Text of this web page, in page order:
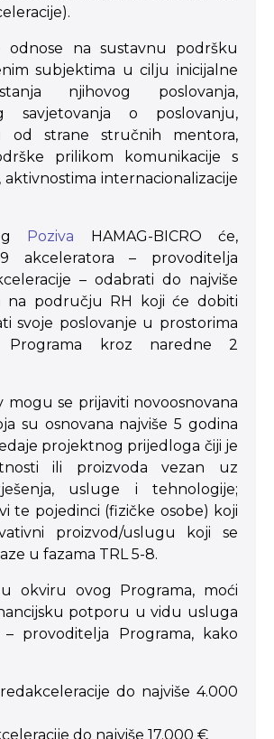
odnose na sustavnu podršku
subjektima u cilju inicijalne
njihovog poslovanja,
savjetovanja o poslovanju,
od strane stručnih mentora,
prilikom komunikacije s
aktivnostima internacionalizacije
Poziva HAMAG-BICRO će,
akceleratora – provoditelja
– odabrati do najviše
na području RH koji će dobiti
svoje poslovanje u prostorima
Programa kroz naredne 2
mogu se prijaviti novoosnovana
su osnovana najviše 5 godina
projektnog prijedloga čiji je
ili proizvoda vezan uz
usluge i tehnologije;
te pojedinci (fizičke osobe) koji
proizvod/uslugu koji se
u fazama TRL 5-8.
u okviru ovog Programa, moći
potporu u vidu usluga
– provoditelja Programa, kako
do najviše 4.000
do najviše 17.000 €